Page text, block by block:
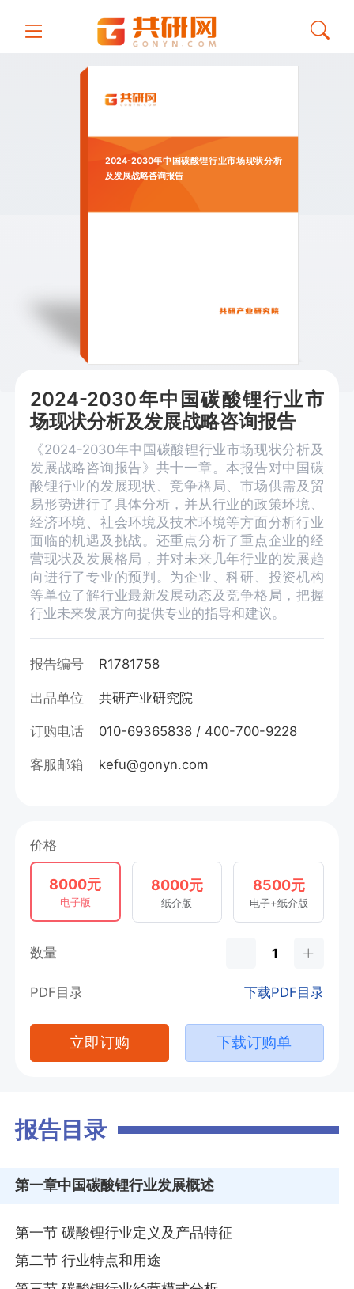
2024-2030年中国碳酸锂行业市场现状分析
及发展战略咨询报告
2024-2030年中国碳酸锂行业市
场现状分析及发展战略咨询报告
《2024-2030年中国碳酸锂行业市场现状分析及
发展战略咨询报告》共十一章。本报告对中国碳
酸锂行业的发展现状、竞争格局、市场供需及贸
易形势进行了具体分析，并从行业的政策环境、
经济环境、社会环境及技术环境等方面分析行业
面临的机遇及挑战。还重点分析了重点企业的经
营现状及发展格局，并对未来几年行业的发展趋
向进行了专业的预判。为企业、科研、投资机构
等单位了解行业最新发展动态及竞争格局，把握
行业未来发展方向提供专业的指导和建议。
报告编号 R1781758
出品单位 共研产业研究院
订购电话 010-69365838 / 400-700-9228
客服邮箱 kefu@gonyn.com
价格
8000元
电子版
8000元
纸介版
8500元
电子+纸介版
数量
PDF目录 下载PDF目录
立即订购 下载订购单
报告目录
第一章中国碳酸锂行业发展概述
第一节 碳酸锂行业定义及产品特征
第二节 行业特点和用途